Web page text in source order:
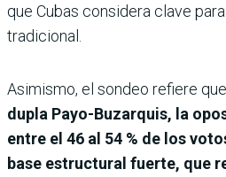
que Cubas considera clave
tradicional.
Asimismo, el sondeo refiere
dupla Payo-Buzarquis, la
entre el 46 al 54 % de los
base estructural fuerte, que